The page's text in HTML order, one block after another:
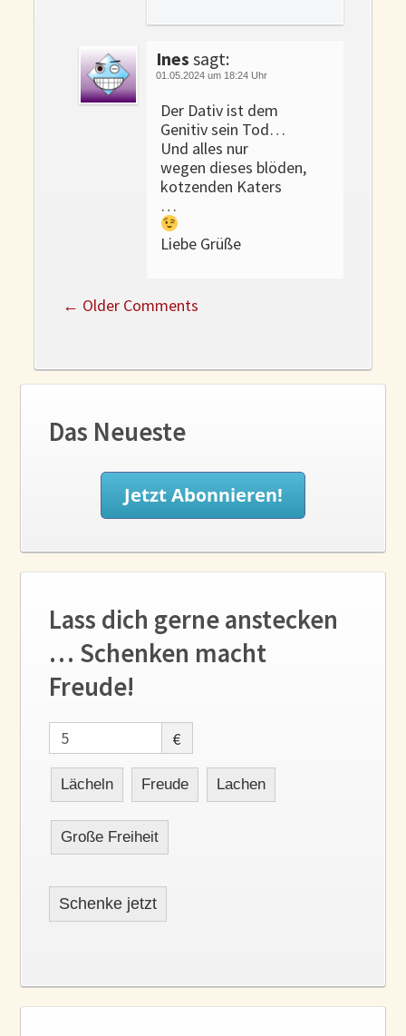
Ines sagt:
01.05.2024 um 18:24 Uhr
Der Dativ ist dem
Genitiv sein Tod…
Und alles nur
wegen dieses blöden,
kotzenden Katers
…
Liebe Grüße
← Older Comments
Das Neueste
Lass dich gerne anstecken
… Schenken macht
Freude!
€
Lächeln Freude Lachen
Große Freiheit
Schenke jetzt